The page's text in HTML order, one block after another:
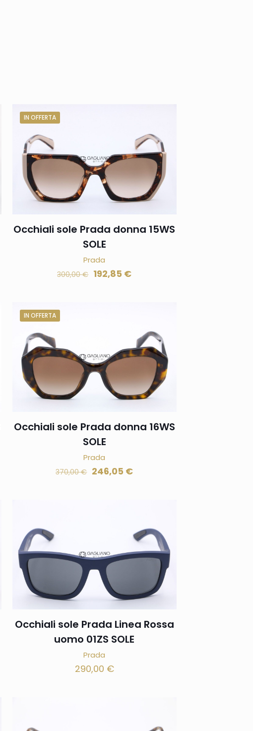
IN OFFERTA
Occhiali sole Prada donna 15WS
SOLE
Prada
300,00€ 192,85 €
IN OFFERTA
Occhiali sole Prada donna 16WS
SOLE
Prada
370,00€ 246,05 €
Occhiali sole Prada Linea Rossa
uomo 01ZS SOLE
Prada
290,00 €